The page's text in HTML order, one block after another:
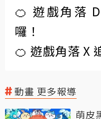
🍊 遊戲角落
囉！
🍊 遊戲角落 X
動畫 更多報導
萌皮